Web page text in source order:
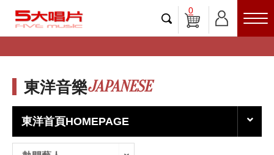
0
東洋音樂JAPANESE
東洋首頁HOMEPAGE